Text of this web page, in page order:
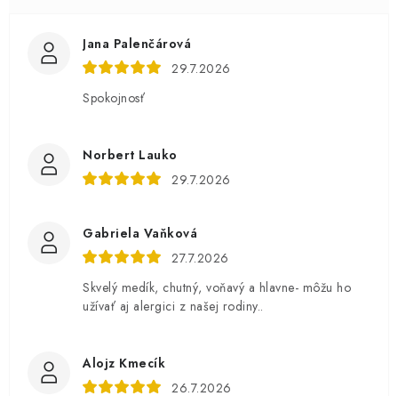
Jana Palenčárová
29.7.2026
Spokojnosť
Norbert Lauko
29.7.2026
Gabriela Vaňková
27.7.2026
Skvelý medík, chutný, voňavý a hlavne- môžu ho
užívať aj alergici z našej rodiny..
Alojz Kmecík
26.7.2026